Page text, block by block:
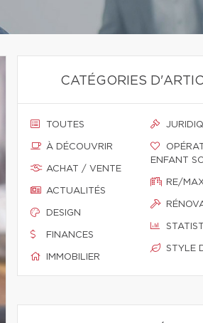
CATÉGORIES
TOUTES
À DÉCOUVRIR
ACHAT / VENTE
ACTUALITÉS
DESIGN
FINANCES
IMMOBILIER
ENFANT
RE/
STYLE